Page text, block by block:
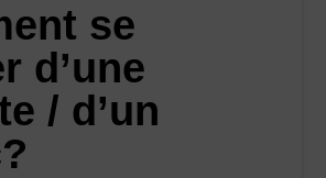
se
d’une
/ d’un